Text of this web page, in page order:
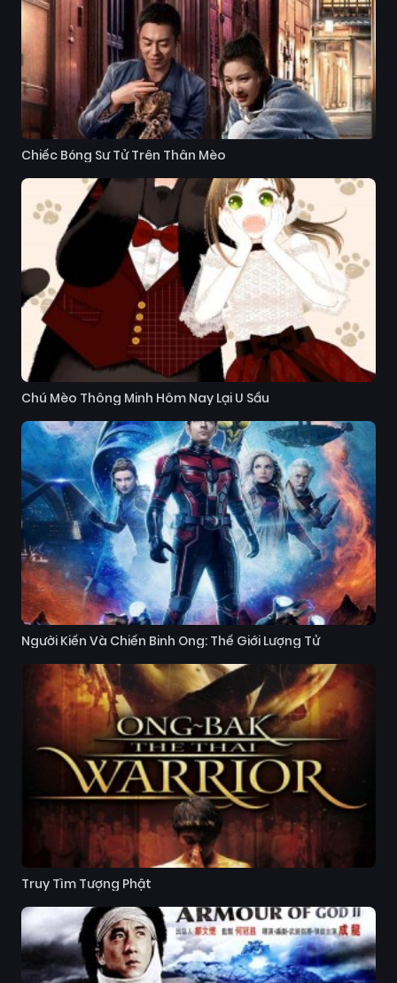
Chiếc Bóng Sư Tử Trên Thân Mèo
Chú Mèo Thông Minh Hôm Nay Lại U Sầu
Người Kiến Và Chiến Binh Ong: Thế Giới Lượng Tử
Truy Tìm Tượng Phật